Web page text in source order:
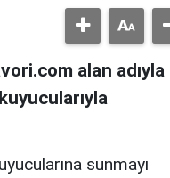
alan adıyla
sunmayı